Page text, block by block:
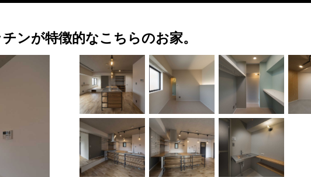
ンが特徴的なこちらのお家。